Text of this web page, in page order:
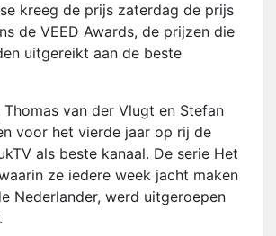
kreeg de prijs zaterdag de prijs
de VEED Awards, de prijzen die
uitgereikt aan de beste
Thomas van der Vlugt en Stefan
voor het vierde jaar op rij de
als beste kanaal. De serie Het
ze iedere week jacht maken
Nederlander, werd uitgeroepen